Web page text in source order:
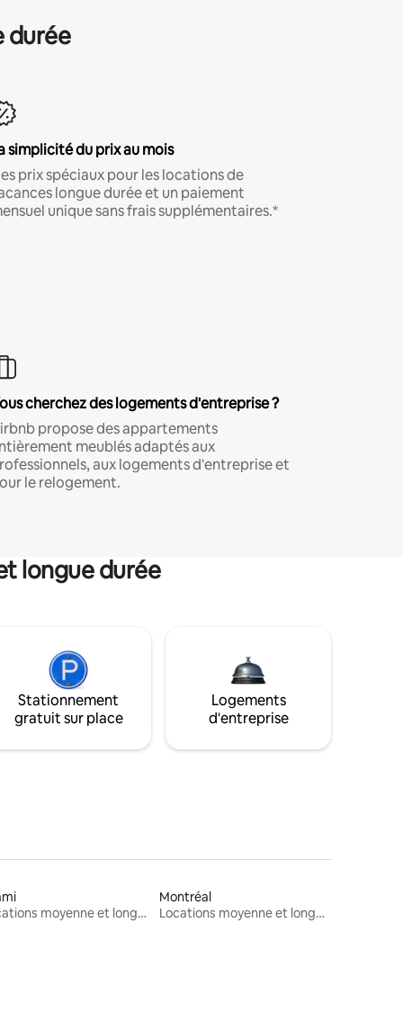
durée
simplicité du prix au mois
prix spéciaux pour les locations de
longue durée et un paiement
unique sans frais supplémentaires.*
cherchez des logements d'entreprise ?
propose des appartements
meublés adaptés aux
aux logements d'entreprise et
le relogement.
longue durée
Stationnement
gratuit sur place
Logements
d'entreprise
Locations moyenne et longue durée
Montréal
Locations moyenne et longue durée